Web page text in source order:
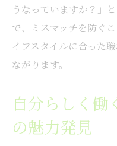
うなっていますか？」
で、ミスマッチを防ぐ
イフスタイルに合った
ながります。
自分らしく働
の魅力発見